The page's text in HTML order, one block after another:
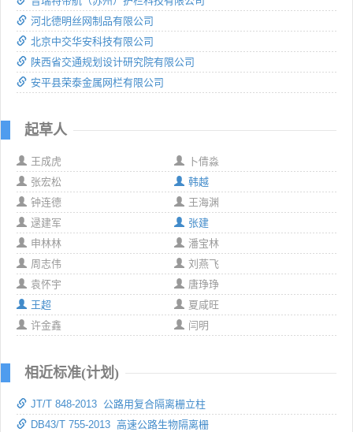
河北德明丝网制品有限公司
北京中交华安科技有限公司
陕西省交通规划设计研究院有限公司
安平县荣泰金属网栏有限公司
起草人
王成虎
卜倩淼
张宏松
韩越
钟连德
王海渊
逯建军
张建
申林林
潘宝林
周志伟
刘燕飞
袁怀宇
唐琤琤
王超
夏咸旺
许金鑫
闫明
相近标准(计划)
JT/T 848-2013 公路用复合隔离栅立柱
DB43/T 755-2013 高速公路生物隔离栅